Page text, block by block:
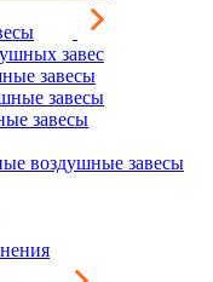
завес
завесы
завесы
завесы
воздушные завесы